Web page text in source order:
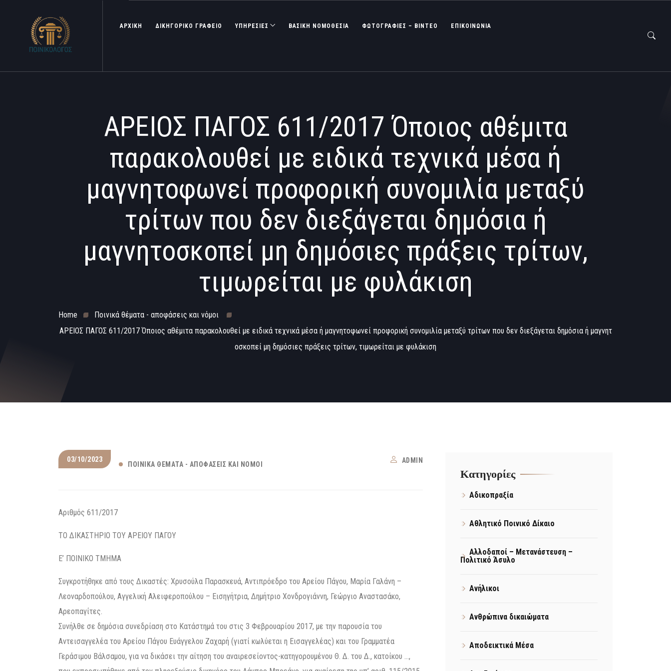
ΑΡΧΙΚΗ ΔΙΚΗΓΟΡΙΚΟ ΓΡΑΦΕΙΟ ΥΠΗΡΕΣΙΕΣ ΒΑΣΙΚΉ ΝΟΜΟΘΕΣΊΑ ΦΩΤΟΓΡΑΦΊΕΣ – ΒΊΝΤΕΟ ΕΠΙΚΟΙΝΩΝΙΑ
ΑΡΕΙΟΣ ΠΑΓΟΣ 611/2017 Όποιος αθέμιτα
παρακολουθεί με ειδικά τεχνικά μέσα ή
μαγνητοφωνεί προφορική συνομιλία μεταξύ
τρίτων που δεν διεξάγεται δημόσια ή
μαγνητοσκοπεί μη δημόσιες πράξεις τρίτων,
τιμωρείται με φυλάκιση
Home
Ποινικά θέματα - αποφάσεις και νόμοι
ΑΡΕΙΟΣ ΠΑΓΟΣ 611/2017 Όποιος αθέμιτα παρακολουθεί με ειδικά τεχνικά μέσα ή μαγνητοφωνεί προφορική συνομιλία μεταξύ τρίτων που δεν διεξάγεται δημόσια ή μαγνητ
οσκοπεί μη δημόσιες πράξεις τρίτων, τιμωρείται με φυλάκιση
03/10/2023
ΠΟΙΝΙΚΆ ΘΈΜΑΤΑ - ΑΠΟΦΆΣΕΙΣ ΚΑΙ ΝΌΜΟΙ ADMIN
Αριθμός 611/2017
ΤΟ ΔΙΚΑΣΤΗΡΙΟ ΤΟΥ ΑΡΕΙΟΥ ΠΑΓΟΥ
Ε’ ΠΟΙΝΙΚΟ ΤΜΗΜΑ
Συγκροτήθηκε από τους Δικαστές: Χρυσούλα Παρασκευά, Αντιπρόεδρο του Αρείου Πάγου, Μαρία Γαλάνη –
Λεοναρδοπούλου, Αγγελική Αλειφεροπούλου – Εισηγήτρια, Δημήτριο Χονδρογιάννη, Γεώργιο Αναστασάκο,
Αρεοπαγίτες.
Συνήλθε σε δημόσια συνεδρίαση στο Κατάστημά του στις 3 Φεβρουαρίου 2017, με την παρουσία του
Αντεισαγγελέα του Αρείου Πάγου Ευάγγελου Ζαχαρή (γιατί κωλύεται η Εισαγγελέας) και του Γραμματέα
Γεράσιμου Βάλσαμου, για να δικάσει την αίτηση του αναιρεσείοντος-κατηγορουμένου Θ. Δ. του Δ., κατοίκου …,
Kατηγορίες
Αδικοπραξία
Αθλητικό Ποινικό Δίκαιο
Αλλοδαποί – Μετανάστευση –
Πολιτικό Άσυλο
Ανήλικοι
Ανθρώπινα δικαιώματα
Αποδεικτικά Μέσα